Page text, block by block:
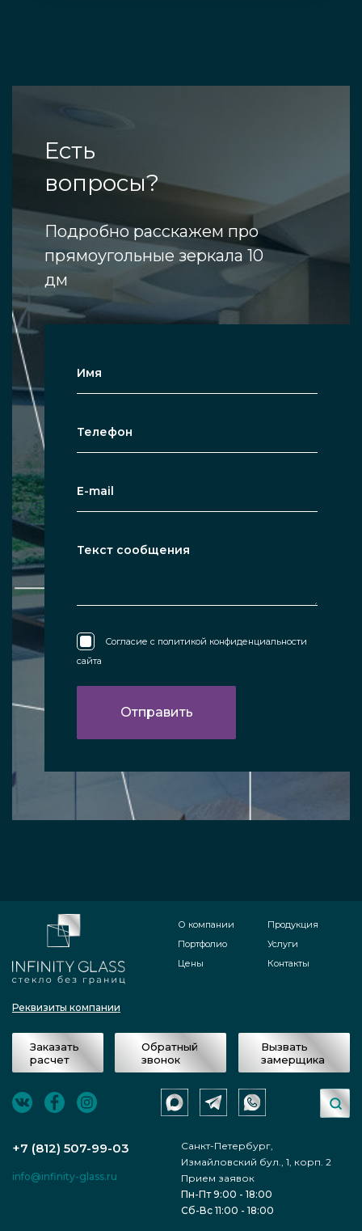
Есть
вопросы?
Подробно расскажем про
прямоугольные зеркала 10
дм
Согласие с политикой конфиденциальности
сайта
Реквизиты компании
О компании
Портфолио
Цены
Продукция
Услуги
Контакты
Заказать
расчет
Обратный
звонок
Вызвать
замерщика
+7 (812) 507-99-03
Санкт-Петербург,
Измайловский бул., 1, корп. 2
info@infinity-glass.ru
Прием заявок
Пн-Пт 9:00 - 18:00
Сб-Вс 11:00 - 18:00